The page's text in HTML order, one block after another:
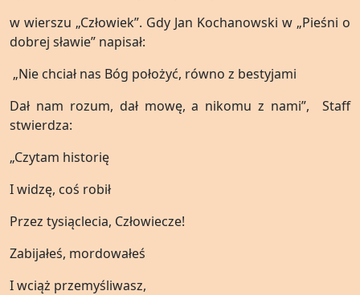
w wierszu „Człowiek”. Gdy Jan Kochanowski w „Pieśni o
dobrej sławie” napisał:
„Nie chciał nas Bóg położyć, równo z bestyjami
Dał nam rozum, dał mowę, a nikomu z nami”, Staff
stwierdza:
„Czytam historię
I widzę, coś robił
Przez tysiąclecia, Człowiecze!
Zabijałeś, mordowałeś
I wciąż przemyśliwasz,